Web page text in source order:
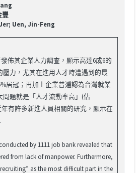
豐
Uen, Jin-Feng
發佈其企業人力調查，顯示高達6成6的
壓力，尤其在進用人才時遭遇到的最
居冠；再加上企業普遍認為台灣就業
問題就是「人才流動率高」(佔
年有許多新進人員相關的研究，顯示在
by 1111 job bank revealed that
from lack of manpower. Furthermore,
as the most difficult part in the